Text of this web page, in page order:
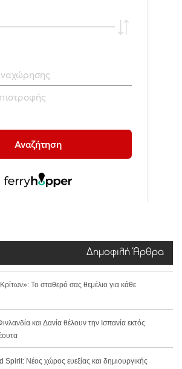
Δημοφιλή Άρθρα
Το σταθερό σας θεμέλιο για κάθε
και Δανία θέλουν την Ισπανία εκτός
Νέος χώρος ευεξίας και δημιουργικής